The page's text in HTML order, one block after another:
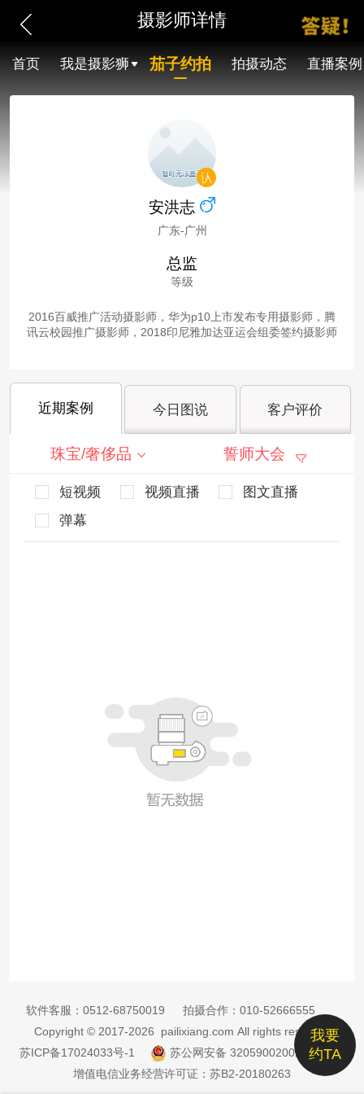
摄影师详情
首页 我是摄影狮 茄子约拍 拍摄动态 直播案例
安洪志
广东-广州
总监
等级
2016百威推广活动摄影师，华为p10上市发布专用摄影师，腾
讯云校园推广摄影师，2018印尼雅加达亚运会组委签约摄影师
近期案例 今日图说 客户评价
珠宝/奢侈品 誓师大会
短视频 视频直播
图文直播
弹幕
我要
约TA
软件客服： 0512-68750019 拍摄合作： 010-52666555
Copyright © 2017-2026 pailixiang.com All rights reserved
苏ICP备17024033号-1
苏公网安备 32059002002885号
增值电信业务经营许可证：苏B2-20180263